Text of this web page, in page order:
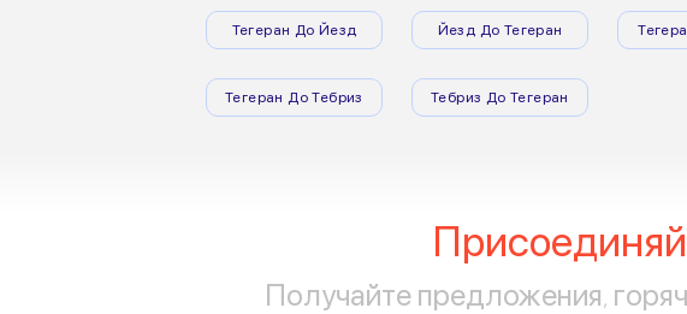
Тегеран До Йезд Йезд До Тегеран
Тегеран До Тебриз Тебриз До Тегеран
Получайте предложения,